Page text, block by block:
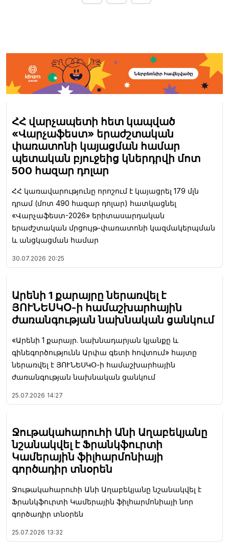
ՀՀ վարչապետի հետ կապված
«Վարչաֆեստ» երաժշտական
փառատոնի կայացման համար
պետական բյուջեից կներդրվի մոտ
500 հազար դոլար
ՀՀ կառավարությունը որոշում է կայացրել 179 մլն
դրամ (մոտ 490 հազար դոլար) հատկացնել
«Վարչաֆեստ-2026» երիտասարդական
երաժշտական մրցույթ-փառատոնի կազմակերպման
և անցկացման համար
30.07.2026 20:25
Արենի 1 քարայրը ներառվել է
ՅՈՒՆԵՍԿՕ-ի համաշխարհային
ժառանգության նախնական ցանկում
«Արենի 1 քարայր. նախնադարյան կյանքը և
գինեգործությունն Արփա գետի հովտում» հայտը
ներառվել է ՅՈՒՆԵՍԿՕ-ի համաշխարհային
ժառանգության նախնական ցանկում
25.07.2026 14:27
Ջութակահարուհի Անի Աղաբեկյանը
նշանակվել է Ֆրանկֆուրտի
Կամերային ֆիլհարմոնիայի
գործադիր տնօրեն
Ջութակահարուհի Անի Աղաբեկյանը նշանակվել է
Ֆրանկֆուրտի Կամերային ֆիլհարմոնիայի նոր
գործադիր տնօրեն
25.07.2026 13:32